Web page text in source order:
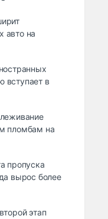
авто на
вступает в
пломбам на
пропуска
вырос более
этап